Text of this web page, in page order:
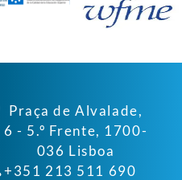
Praça de Alvalade,
6 - 5.º Frente, 1700-
036 Lisboa
+351 213 511 690